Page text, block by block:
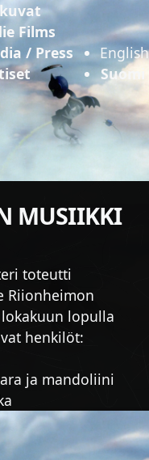
Films
/ Press
English
Suomi
MUSIIKKI
toteutti
Riionheimon
lokakuun lopulla
henkilöt:
ja mandoliini